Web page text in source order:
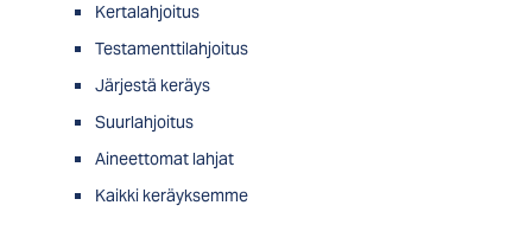
Kertalahjoitus
Testamenttilahjoitus
Järjestä keräys
Suurlahjoitus
Aineettomat lahjat
Kaikki keräyksemme